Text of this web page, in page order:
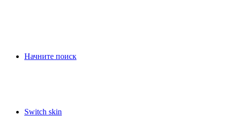
Начните поиск
Switch skin